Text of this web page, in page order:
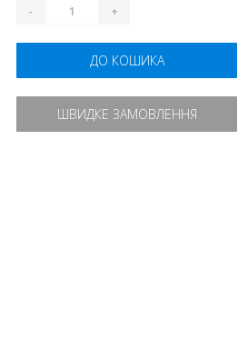
- +
ДО КОШИКА
ШВИДКЕ ЗАМОВЛЕННЯ